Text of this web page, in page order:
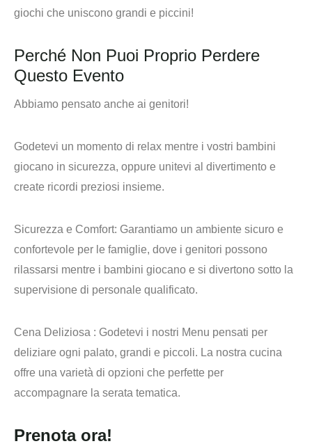
giochi che uniscono grandi e piccini!
Perché Non Puoi Proprio Perdere
Questo Evento
Abbiamo pensato anche ai genitori!
Godetevi un momento di relax mentre i vostri bambini
giocano in sicurezza, oppure unitevi al divertimento e
create ricordi preziosi insieme.
Sicurezza e Comfort: Garantiamo un ambiente sicuro e
confortevole per le famiglie, dove i genitori possono
rilassarsi mentre i bambini giocano e si divertono sotto la
supervisione di personale qualificato.
Cena Deliziosa : Godetevi i nostri Menu pensati per
deliziare ogni palato, grandi e piccoli. La nostra cucina
offre una varietà di opzioni che perfette per
accompagnare la serata tematica.
Prenota ora!